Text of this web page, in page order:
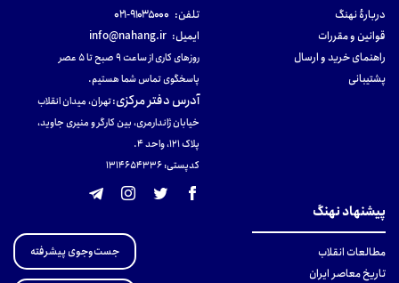
دربارهٔ نهنگ
قوانین و مقررات
راهنمای خرید و ارسال
پشتیبانی
تلفن: ۹۱۰۳۵۰۰۰-۰۲۱
ایمیل: info@nahang.ir
روزهای کاری از ساعت ۹ صبح تا ۵ عصر
پاسخگوی تماس شما هستیم.
آدرس دفتر مرکزی:تهران، میدان انقلاب
خیابان ژاندارمری، بین کارگر و منیری جاوید،
پلاک 121، واحد ۴.
کدپستی: 131465433۶
پیشنهاد نهنگ
مطالعات انقلاب
تاریخ معاصر ایران
جست‌وجوی پیشرفته